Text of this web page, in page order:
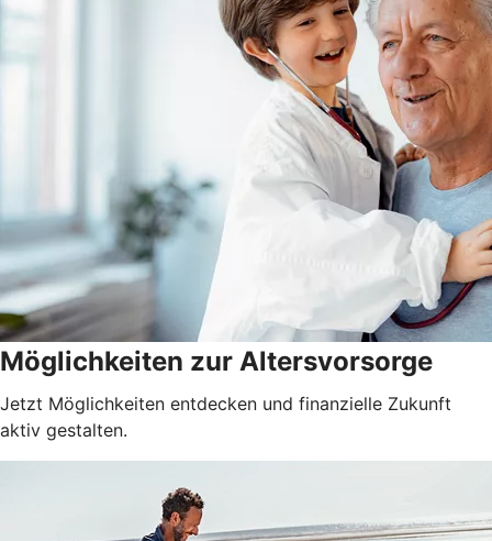
Möglichkeiten zur Altersvorsorge
Jetzt Möglichkeiten entdecken und finanzielle Zukunft
aktiv gestalten.